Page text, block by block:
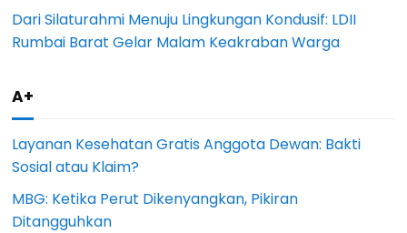
Dari Silaturahmi Menuju Lingkungan Kondusif: LDII
Rumbai Barat Gelar Malam Keakraban Warga
A+
Layanan Kesehatan Gratis Anggota Dewan: Bakti
Sosial atau Klaim?
MBG: Ketika Perut Dikenyangkan, Pikiran
Ditangguhkan